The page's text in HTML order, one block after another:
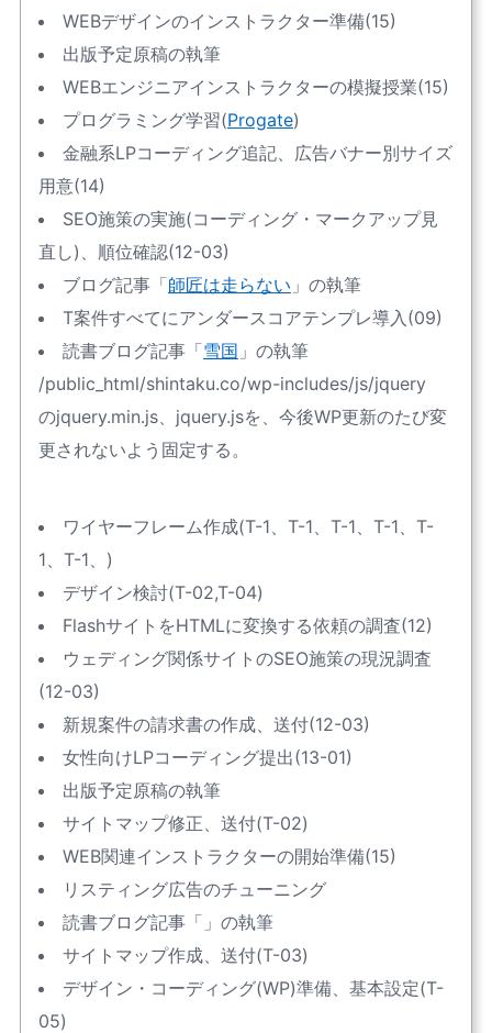
WEBデザインのインストラクター準備(15)
出版予定原稿の執筆
WEBエンジニアインストラクターの模擬授業(15)
プログラミング学習(Progate)
金融系LPコーディング追記、広告バナー別サイズ
用意(14)
SEO施策の実施(コーディング・マークアップ見
直し)、順位確認(12-03)
ブログ記事「師匠は走らない 」の執筆
T案件すべてにアンダースコアテンプレ導入(09)
読書ブログ記事「雪国 」の執筆
/public_html/shintaku.co/wp-includes/js/jquery
のjquery.min.js、jquery.jsを、今後WP更新のたび変
更されないよう固定する。
ワイヤーフレーム作成(T-1、T-1、T-1、T-1、T-
1、T-1、)
デザイン検討(T-02,T-04)
FlashサイトをHTMLに変換する依頼の調査(12)
ウェディング関係サイトのSEO施策の現況調査
(12-03)
新規案件の請求書の作成、送付(12-03)
女性向けLPコーディング提出(13-01)
出版予定原稿の執筆
サイトマップ修正、送付(T-02)
WEB関連インストラクターの開始準備(15)
リスティング広告のチューニング
読書ブログ記事「 」の執筆
サイトマップ作成、送付(T-03)
デザイン・コーディング(WP)準備、基本設定(T-
05)